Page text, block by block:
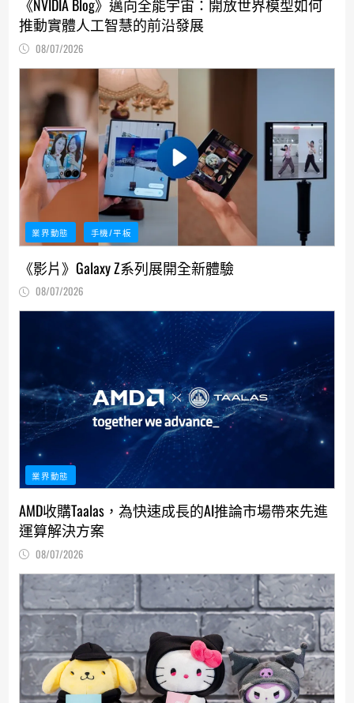
《NVIDIA Blog》邁向全能宇宙：開放世界模型如何
推動實體人工智慧的前沿發展
08/07/2026
業界動態 手機/平板
《影片》Galaxy Z系列展開全新體驗
08/07/2026
業界動態
AMD收購Taalas，為快速成長的AI推論市場帶來先進
運算解決方案
08/07/2026